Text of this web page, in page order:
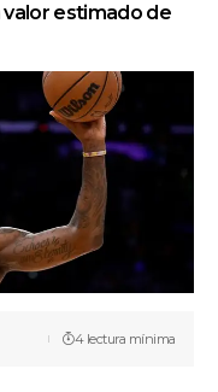
valor estimado de
4 lectura mínima